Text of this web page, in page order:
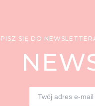
SIĘ DO